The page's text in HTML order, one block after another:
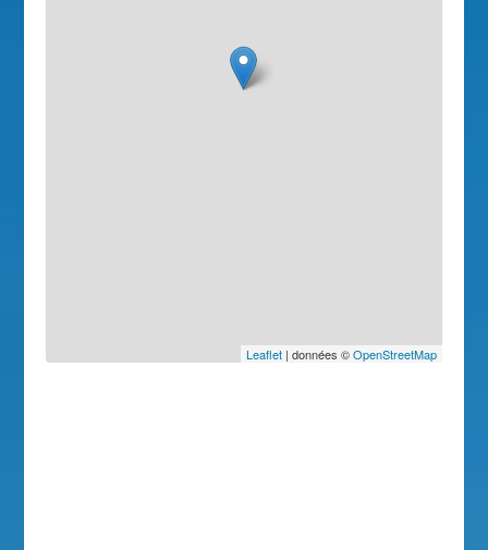
Leaflet| données ©OpenStreetMap